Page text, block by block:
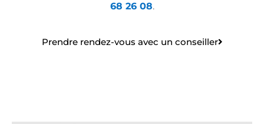
68 26 08.
Prendre rendez-vous avec un conseiller